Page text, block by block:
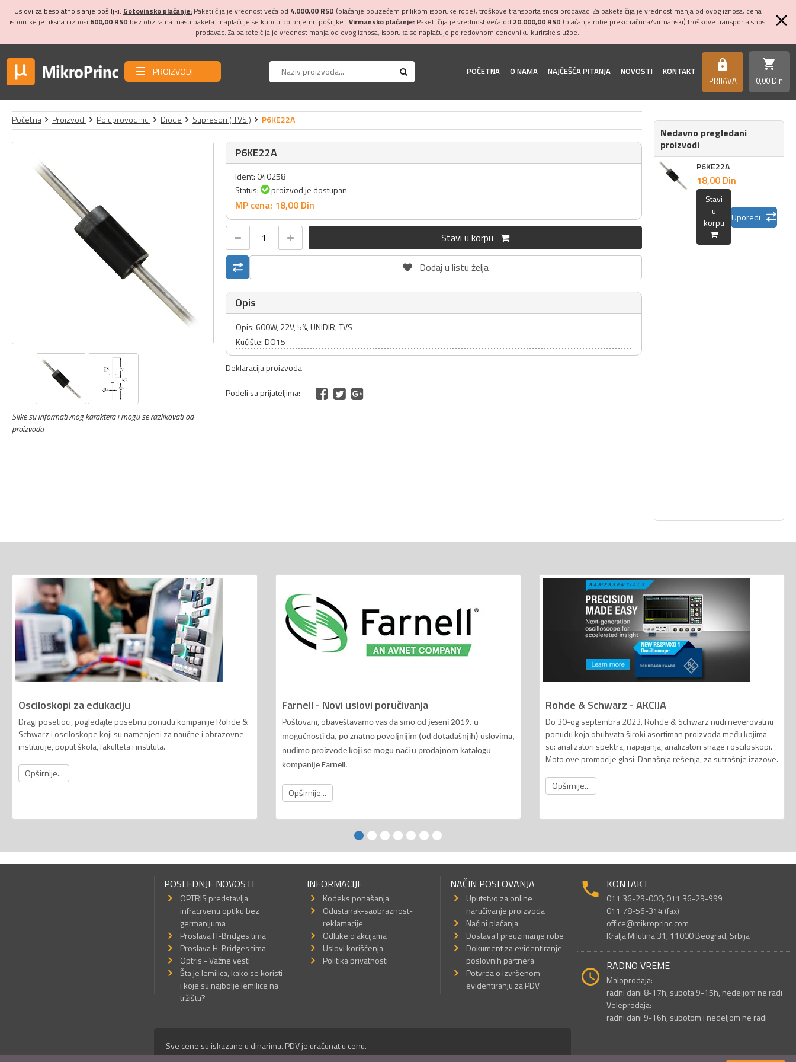
Uslovi za besplatno slanje pošiljki: Gotovinsko plaćanje: Paketi čija je vrednost veća od 4.000,00 RSD (plaćanje pouzećem prilikom isporuke robe), troškove transporta snosi prodavac. Za pakete čija je vrednost manja od ovog iznosa, cena
isporuke je fiksna i iznosi 600,00 RSD bez obzira na masu paketa i naplaćuje se kupcu po prijemu pošiljke. Virmansko plaćanje:Paketi čija je vrednost veća od 20.000,00 RSD (plaćanje robe preko računa/virmanski) troškove transporta snosi
prodavac. Za pakete čija je vrednost manja od ovog iznosa, isporuka se naplaćuje po redovnom cenovniku kurirske službe.
PROIZVODI POČETNA O NAMA NAJČEŠĆA PITANJA NOVOSTI KONTAKT https
PRIJAVA
shopping_cart
0,00 Din
Početna Proizvodi Poluprovodnici Diode Supresori ( TVS ) P6KE22A
Slike su informativnog karaktera i mogu se razlikovati od
proizvoda
P6KE22A
Ident: 040258
Status:
proizvod je dostupan
MP cena: 18,00 Din
Stavi u korpu
Dodaj u listu želja
Opis
Opis: 600W, 22V, 5%, UNIDIR, TVS
Kućište: DO15
Deklaracija proizvoda
Podeli sa prijateljima:
Nedavno pregledani
proizvodi
P6KE22A
18,00 Din
Stavi
u
korpu
Uporedi
Osciloskopi za edukaciju
Dragi posetioci, pogledajte posebnu ponudu kompanije Rohde &
Schwarz i osciloskope koji su namenjeni za naučne i obrazovne
institucije, poput škola, fakulteta i instituta.
Opširnije...
Farnell - Novi uslovi poručivanja
Poštovani, o baveštavamo vas da smo od jeseni 2019. u
mogućnosti da, po znatno povoljnijim (od dotadašnjih) uslovima,
nudimo proizvode koji se mogu naći u prodajnom katalogu
kompanije Farnell.
Opširnije...
Rohde & Schwarz - AKCIJA
Do 30-og septembra 2023. Rohde & Schwarz nudi neverovatnu
ponudu koja obuhvata široki asortiman proizvoda među kojima
su: analizatori spektra, napajanja, analizatori snage i osciloskopi.
Moto ove promocije glasi: Današnja rešenja, za sutrašnje izazove.
Opširnije...
POSLEDNJE NOVOSTI
OPTRIS predstavlja
infracrvenu optiku bez
germanijuma
Proslava H-Bridges tima
Proslava H-Bridges tima
Optris - Važne vesti
Šta je lemilica, kako se koristi
i koje su najbolje lemilice na
tržištu?
INFORMACIJE
Kodeks ponašanja
Odustanak-saobraznost-
reklamacije
Odluke o akcijama
Uslovi korišćenja
Politika privatnosti
NAČIN POSLOVANJA
Uputstvo za online
naručivanje proizvoda
Načini plaćanja
Dostava I preuzimanje robe
Dokument za evidentiranje
poslovnih partnera
Potvrda o izvršenom
evidentiranju za PDV
KONTAKT
011 36-29-000; 011 36-29-999
011 78-56-314 (fax)
office@mikroprinc.com
Kralja Milutina 31, 11000 Beograd, Srbija
RADNO VREME
Maloprodaja:
radni dani 8-17h, subota 9-15h, nedeljom ne radi
Veleprodaja:
radni dani 9-16h, subotom i nedeljom ne radi
Sve cene su iskazane u dinarima. PDV je uračunat u cenu.
© Mikro Princ 1999 - 2026. Sva prava su zadržana.